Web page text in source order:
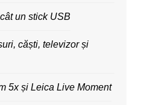
un stick USB
căști, televizor și
5x și Leica Live Moment